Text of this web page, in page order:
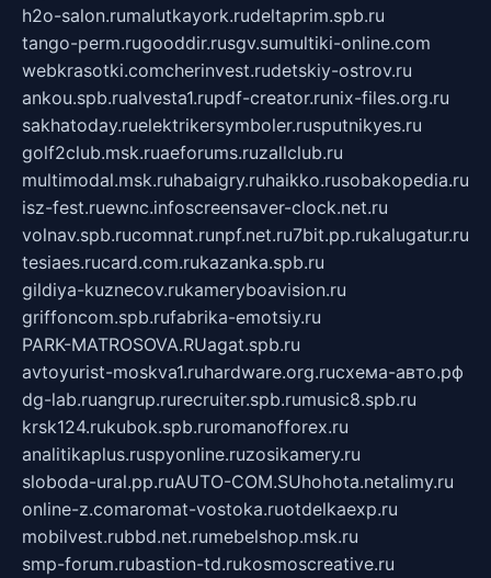
h2o-salon.rumalutkayork.rudeltaprim.spb.ru
tango-perm.rugooddir.rusgv.sumultiki-online.com
webkrasotki.comcherinvest.rudetskiy-ostrov.ru
ankou.spb.rualvesta1.rupdf-creator.runix-files.org.ru
sakhatoday.ruelektrikersymboler.rusputnikyes.ru
golf2club.msk.ruaeforums.ruzallclub.ru
multimodal.msk.ruhabaigry.ruhaikko.rusobakopedia.ru
isz-fest.ruewnc.infoscreensaver-clock.net.ru
volnav.spb.rucomnat.runpf.net.ru7bit.pp.rukalugatur.ru
tesiaes.rucard.com.rukazanka.spb.ru
gildiya-kuznecov.rukameryboavision.ru
griffoncom.spb.rufabrika-emotsiy.ru
PARK-MATROSOVA.RUagat.spb.ru
avtoyurist-moskva1.ruhardware.org.ruсхема-авто.рф
dg-lab.ruangrup.rurecruiter.spb.rumusic8.spb.ru
krsk124.rukubok.spb.ruromanofforex.ru
analitikaplus.ruspyonline.ruzosikamery.ru
sloboda-ural.pp.ruAUTO-COM.SUhohota.netalimy.ru
online-z.comaromat-vostoka.ruotdelkaexp.ru
mobilvest.rubbd.net.rumebelshop.msk.ru
smp-forum.rubastion-td.rukosmoscreative.ru